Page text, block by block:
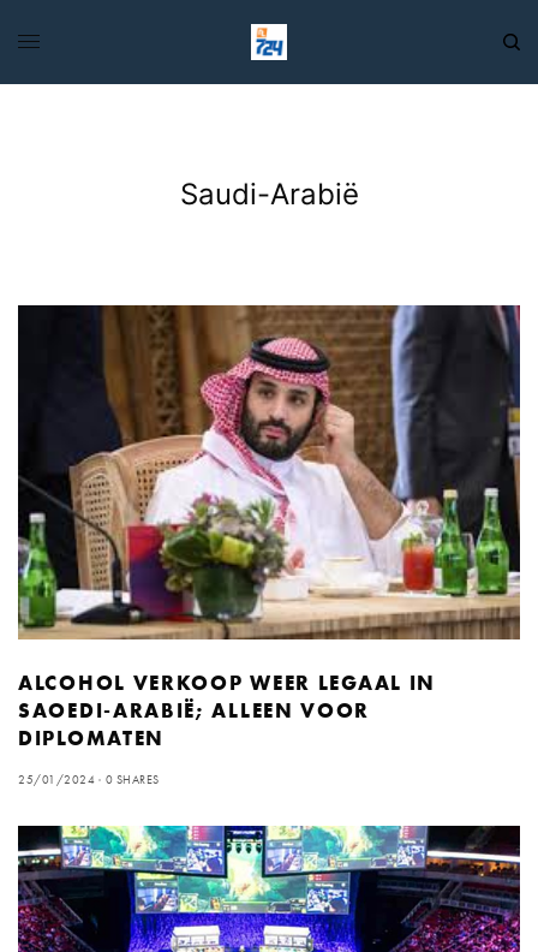
Saudi-Arabië
ALCOHOL VERKOOP WEER LEGAAL IN
SAOEDI-ARABIË; ALLEEN VOOR
DIPLOMATEN
25/01/2024 0 SHARES